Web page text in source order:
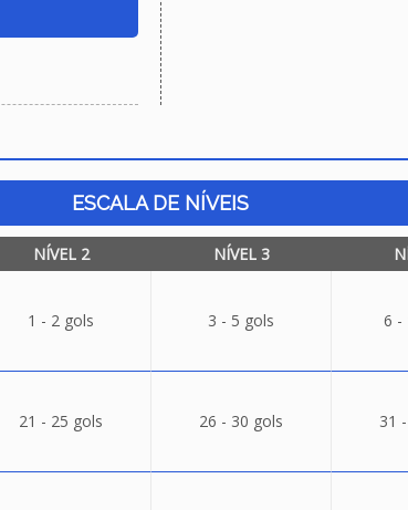
ESCALA DE NÍVEIS
NÍVEL 2 NÍVEL 3
1 - 2 gols 3 - 5 gols 6 -
21 - 25 gols 26 - 30 gols 31